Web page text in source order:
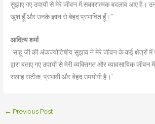
सुझाए गए उपायों से मेरे जीवन में सकारात्मक बदलाव आए हैं।
खुश हूँ और उनके ज्ञान से बेहद प्रभावित हूँ।”
आदित्य शर्मा:
“साहू जी की अंकज्योतिषीय सुझाव ने मेरे जीवन के कई क्षेत्रों
द्वारा बताए गए उपायों से मेरी व्यक्तिगत और व्यावसायिक
सलाह सटीक, प्रभावी और बेहद उपयोगी है।”
← Previous Post